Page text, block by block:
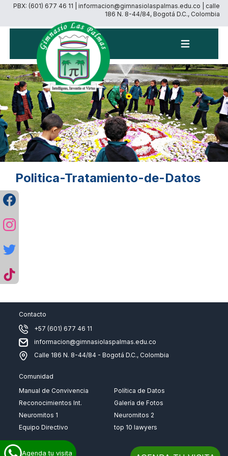
PBX: (601) 677 46 11 | informacion@gimnasiolaspalmas.edu.co | calle
186 N. 8-44/84, Bogotá D.C., Colombia
Menú
Agenda tu visita
Politica-Tratamiento-de-Datos
Contacto
+57 (601) 677 46 11
informacion@gimnasiolaspalmas.edu.co
Calle 186 N. 8-44/84 - Bogotá D.C., Colombia
Comunidad
Manual de Convivencia
Política de Datos
Reconocimientos Int.
Galería de Fotos
Neuromitos 1
Neuromitos 2
Equipo Directivo
top 10 lawyers